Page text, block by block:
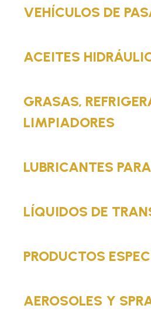
VEHÍCULOS DE
ACEITES
GRASAS,
LIMPIADORES
LUBRICANTES
LÍQUIDOS DE
PRODUCTOS
AEROSOLES Y